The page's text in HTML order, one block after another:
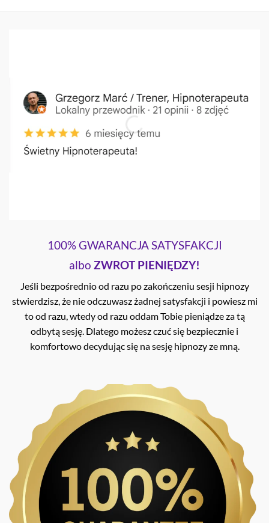
100% GWARANCJA SATYSFAKCJI
albo ZWROT PIENIĘDZY!
Jeśli bezpośrednio od razu po zakończeniu sesji hipnozy
stwierdzisz, że nie odczuwasz żadnej satysfakcji i powiesz mi
to od razu, wtedy od razu oddam Tobie pieniądze za tą
odbytą sesję. Dlatego możesz czuć się bezpiecznie i
komfortowo decydując się na sesję hipnozy ze mną.